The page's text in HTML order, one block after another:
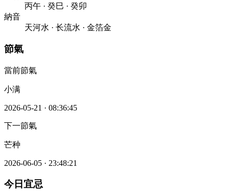
丙午 · 癸巳 · 癸卯
納音
天河水 · 长流水 · 金箔金
節氣
當前節氣
小满
2026-05-21 · 08:36:45
下一節氣
芒种
2026-06-05 · 23:48:21
今日宜忌